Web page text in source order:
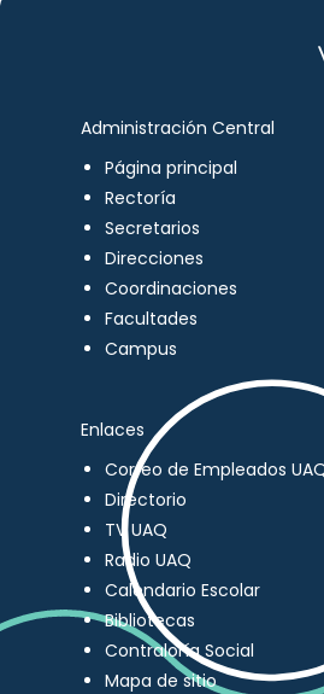
Administración Central
Página principal
Rectoría
Secretarios
Direcciones
Coordinaciones
Facultades
Campus
Enlaces
Correo de Empleados
Directorio
TV UAQ
Radio UAQ
Calendario Escolar
Bibliotecas
Contraloría Social
Mapa de sitio